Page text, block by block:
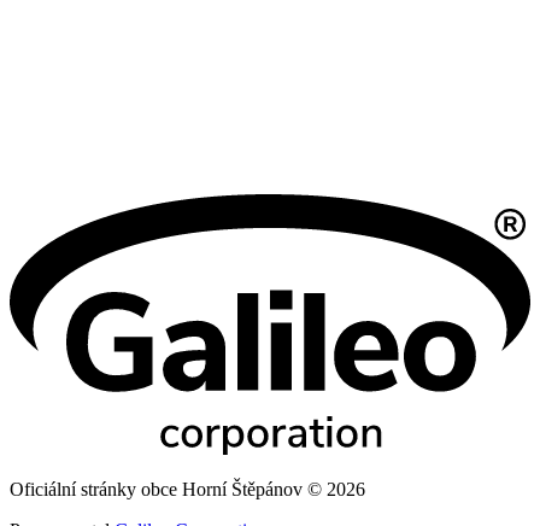
Oficiální stránky obce Horní Štěpánov © 2026